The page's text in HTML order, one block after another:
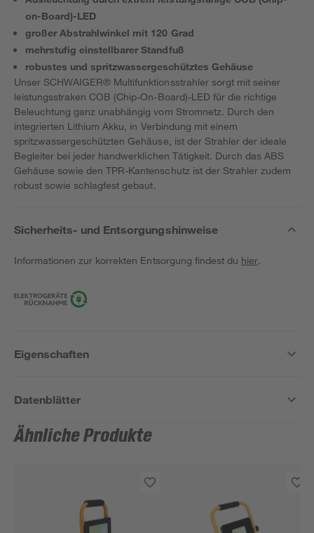
on-Board)-LED
großer Abstrahlwinkel mit 120 Grad
mehrstufig einstellbarer Standfuß
robustes und spritzwassergeschütztes Gehäuse
Unser SCHWAIGER® Multifunktionsstrahler sorgt mit seiner
leistungsstraken COB (Chip-On-Board)-LED für die richtige
Beleuchtung ganz unabhängig vom Stromnetz. Durch den
integrierten Lithium Akku, in Verbindung mit einem
spritzwassergeschützten Gehäuse, ist der Strahler der ideale
Begleiter bei jeder handwerklichen Tätigkeit. Durch das ABS
Gehäuse sowie den TPR-Kantenschutz ist der Strahler zudem
robust sowie schlagfest gebaut.
Sicherheits- und Entsorgungshinweise
Informationen zur korrekten Entsorgung findest du hier.
Eigenschaften
Datenblätter
Ähnliche Produkte